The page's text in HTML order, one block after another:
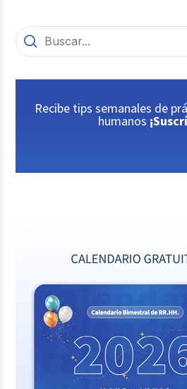
Recibe tips semanales de
humanos